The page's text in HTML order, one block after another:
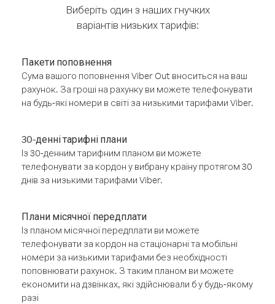
Виберіть один з наших гнучких
варіантів низьких тарифів:
Пакети поповнення
Сума вашого поповнення Viber Out вноситься на ваш
рахунок. За гроші на рахунку ви можете телефонувати
на будь-які номери в світі за низькими тарифами Viber.
30-денні тарифні плани
Із 30-денним тарифним планом ви можете
телефонувати за кордон у вибрану країну протягом 30
днів за низькими тарифами Viber.
Плани місячної передплати
Із планом місячної передплати ви можете
телефонувати за кордон на стаціонарні та мобільні
номери за низькими тарифами без необхідності
поповнювати рахунок. З таким планом ви можете
економити на дзвінках, які здійснювали б у будь-якому
разі